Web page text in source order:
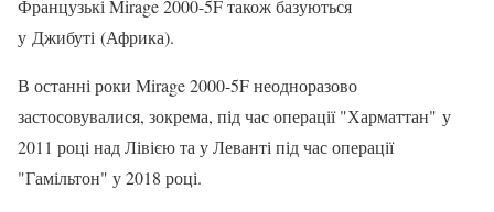
Французькі Mirage 2000-5F також базуються
у Джибуті (Африка).
В останні роки Mirage 2000-5F неодноразово
застосовувалися, зокрема, під час операції "Харматтан" у
2011 році над Лівією та у Леванті під час операції
"Гамільтон" у 2018 році.